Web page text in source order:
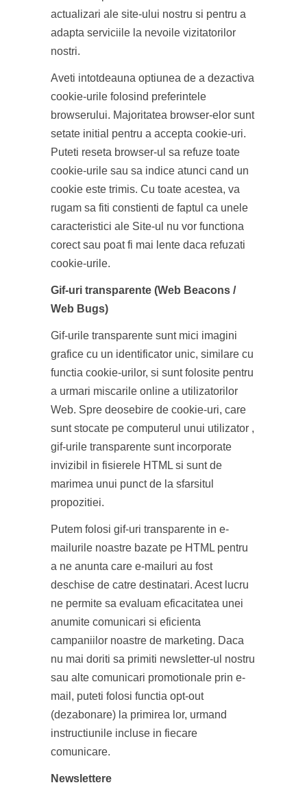
actualizari ale site-ului nostru si pentru a
adapta serviciile la nevoile vizitatorilor
nostri.
Aveti intotdeauna optiunea de a dezactiva
cookie-urile folosind preferintele
browserului. Majoritatea browser-elor sunt
setate initial pentru a accepta cookie-uri.
Puteti reseta browser-ul sa refuze toate
cookie-urile sau sa indice atunci cand un
cookie este trimis. Cu toate acestea, va
rugam sa fiti constienti de faptul ca unele
caracteristici ale Site-ul nu vor functiona
corect sau poat fi mai lente daca refuzati
cookie-urile.
Gif-uri transparente (Web Beacons /
Web Bugs)
Gif-urile transparente sunt mici imagini
grafice cu un identificator unic, similare cu
functia cookie-urilor, si sunt folosite pentru
a urmari miscarile online a utilizatorilor
Web. Spre deosebire de cookie-uri, care
sunt stocate pe computerul unui utilizator ,
gif-urile transparente sunt incorporate
invizibil in fisierele HTML si sunt de
marimea unui punct de la sfarsitul
propozitiei.
Putem folosi gif-uri transparente in e-
mailurile noastre bazate pe HTML pentru
a ne anunta care e-mailuri au fost
deschise de catre destinatari. Acest lucru
ne permite sa evaluam eficacitatea unei
anumite comunicari si eficienta
campaniilor noastre de marketing. Daca
nu mai doriti sa primiti newsletter-ul nostru
sau alte comunicari promotionale prin e-
mail, puteti folosi functia opt-out
(dezabonare) la primirea lor, urmand
instructiunile incluse in fiecare
comunicare.
Newslettere